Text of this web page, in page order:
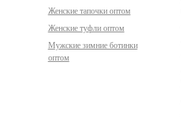
Женские тапочки оптом
Женские туфли оптом
Мужские зимние ботинки
оптом